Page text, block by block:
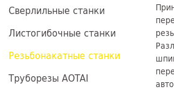
Сверлильные станки
Листогибочные станки
Резьбонакатные станки
Труборезы AOTAI